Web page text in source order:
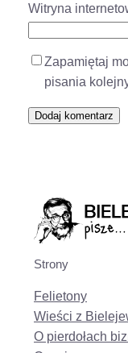
Witryna
Zapamiętaj
pisania
Strony
Felietony
Wieści z
O pierdołach